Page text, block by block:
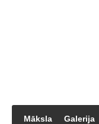
Māksla Galerija